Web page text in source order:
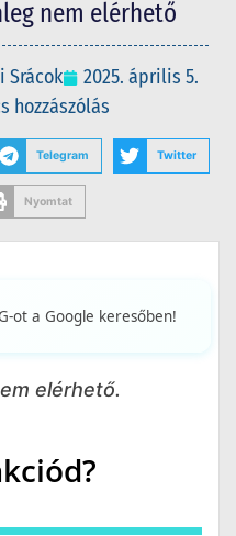
nem elérhető
Srácok
2025. április 5.
hozzászólás
Telegram Twitter
Nyomtat
ot a Google keresőben!
elérhető.